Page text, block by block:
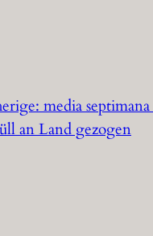
media
an Land gezogen